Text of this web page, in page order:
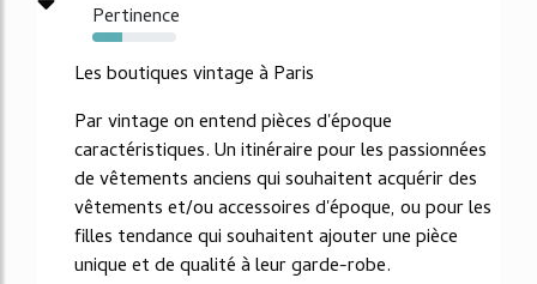
Pertinence
36%
Les boutiques vintage à Paris
Par vintage on entend pièces d'époque
caractéristiques. Un itinéraire pour les passionnées
de vêtements anciens qui souhaitent acquérir des
vêtements et/ou accessoires d'époque, ou pour les
filles tendance qui souhaitent ajouter une pièce
unique et de qualité à leur garde-robe.